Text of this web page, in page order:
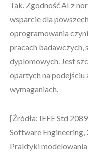
Tak. Zgodność AI z
wsparcie dla
oprogramowania
pracach badawczych,
dyplomowych. Jest
opartych na
wymaganiach.
[Źródła: IEEE Std
Software
Praktyki